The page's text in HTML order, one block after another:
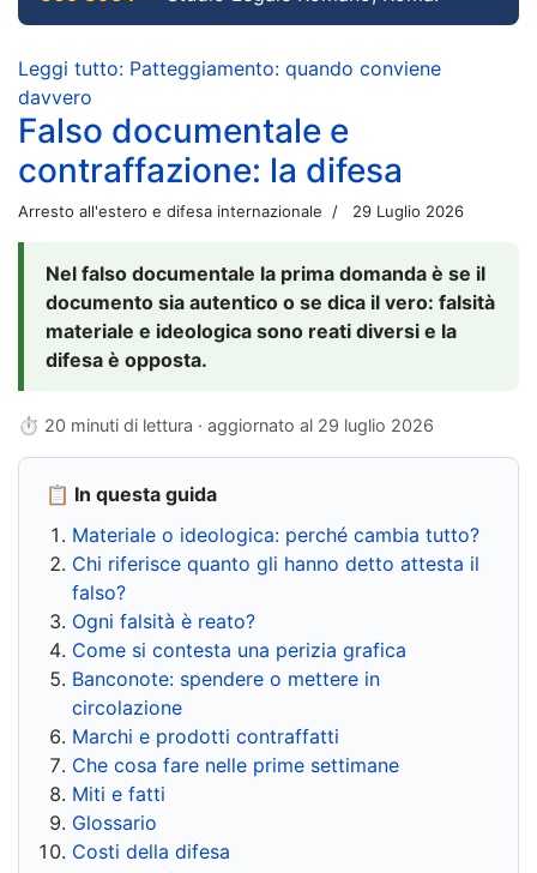
Leggi tutto: Patteggiamento: quando conviene
davvero
Falso documentale e
contraffazione: la difesa
Arresto all'estero e difesa internazionale 29 Luglio 2026
Nel falso documentale la prima domanda è se il
documento sia autentico o se dica il vero: falsità
materiale e ideologica sono reati diversi e la
difesa è opposta.
⏱ 20 minuti di lettura · aggiornato al 29 luglio 2026
📋 In questa guida
Materiale o ideologica: perché cambia tutto?
Chi riferisce quanto gli hanno detto attesta il
falso?
Ogni falsità è reato?
Come si contesta una perizia grafica
Banconote: spendere o mettere in
circolazione
Marchi e prodotti contraffatti
Che cosa fare nelle prime settimane
Miti e fatti
Glossario
Costi della difesa